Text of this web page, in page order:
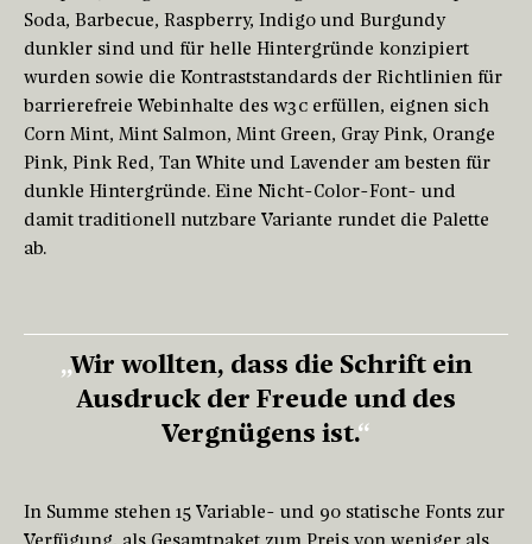
Soda, Barbecue, Raspberry, Indigo und Burgundy
dunkler sind und für helle Hintergründe konzipiert
wurden sowie die Kontraststandards der Richtlinien für
barrierefreie Webinhalte des W3C erfüllen, eignen sich
Corn Mint, Mint Salmon, Mint Green, Gray Pink, Orange
Pink, Pink Red, Tan White und Lavender am besten für
dunkle Hintergründe. Eine Nicht-Color-Font- und
damit traditionell nutzbare Variante rundet die Palette
ab.
Wir wollten, dass die Schrift ein
Ausdruck der Freude und des
Vergnügens ist.
In Summe stehen 15 Variable- und 90 statische Fonts zur